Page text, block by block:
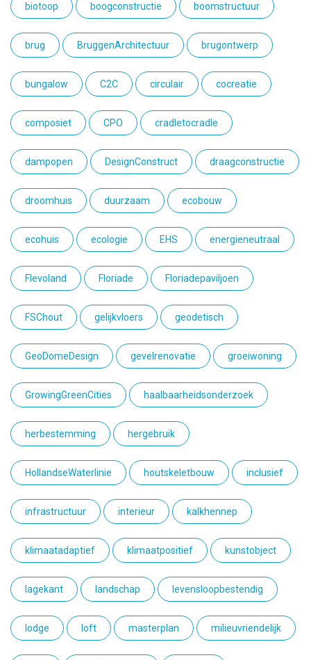
biotoop boogconstructie boomstructuur
brug BruggenArchitectuur brugontwerp
bungalow C2C circulair cocreatie
composiet CPO cradletocradle
dampopen DesignConstruct draagconstructie
droomhuis duurzaam ecobouw
ecohuis ecologie EHS energieneutraal
Flevoland Floriade Floriadepaviljoen
FSChout gelijkvloers geodetisch
GeoDomeDesign gevelrenovatie groeiwoning
GrowingGreenCities haalbaarheidsonderzoek
herbestemming hergebruik
HollandseWaterlinie houtskeletbouw inclusief
infrastructuur interieur kalkhennep
klimaatadaptief klimaatpositief kunstobject
lagekant landschap levensloopbestendig
lodge loft masterplan milieuvriendelijk